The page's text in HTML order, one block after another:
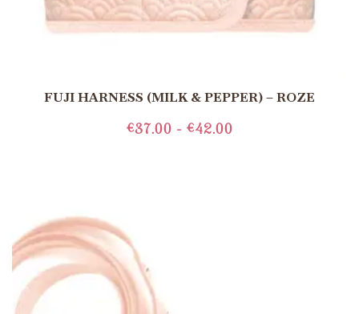
FUJI HARNESS (MILK & PEPPER) – ROZE
€37.00 - €42.00